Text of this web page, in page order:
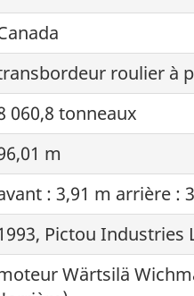
roulier à
060,8 tonneaux
m
: 3,91 m arrière :
Pictou Industries
Wärtsilä